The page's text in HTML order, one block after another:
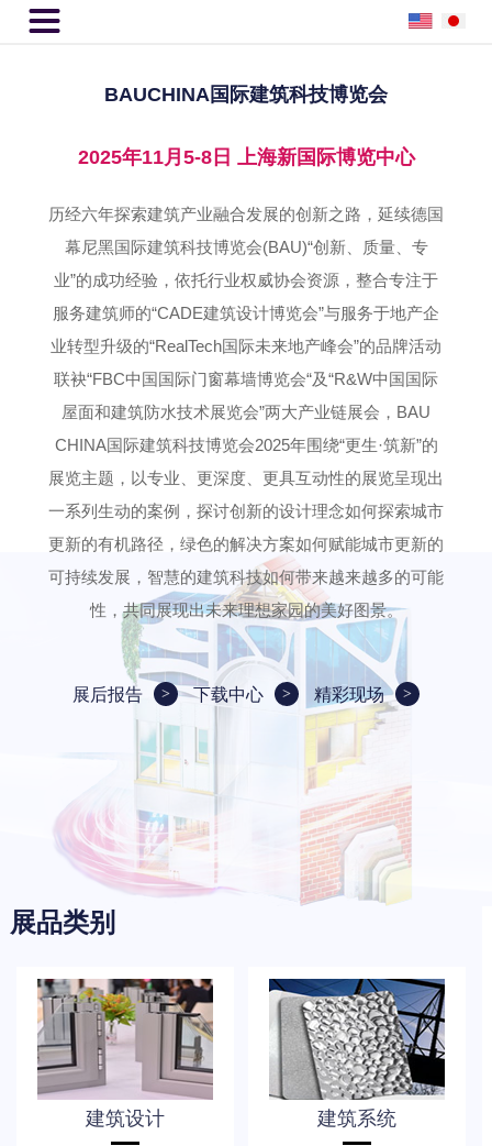

BAUCHINA国际建筑科技博览会
2025年11月5-8日 上海新国际博览中心
历经六年探索建筑产业融合发展的创新之路，延续德国
幕尼黑国际建筑科技博览会(BAU)“创新、质量、专
业”的成功经验，依托行业权威协会资源，整合专注于
服务建筑师的“CADE建筑设计博览会”与服务于地产企
业转型升级的“RealTech国际未来地产峰会”的品牌活动
联袂“FBC中国国际门窗幕墙博览会“及“R&W中国国际
屋面和建筑防水技术展览会”两大产业链展会，BAU
CHINA国际建筑科技博览会2025年围绕“更生·筑新”的
展览主题，以专业、更深度、更具互动性的展览呈现出
一系列生动的案例，探讨创新的设计理念如何探索城市
更新的有机路径，绿色的解决方案如何赋能城市更新的
可持续发展，智慧的建筑科技如何带来越来越多的可能
性，共同展现出未来理想家园的美好图景。
展后报告 下载中心 精彩现场
展品类别
建筑设计 建筑系统